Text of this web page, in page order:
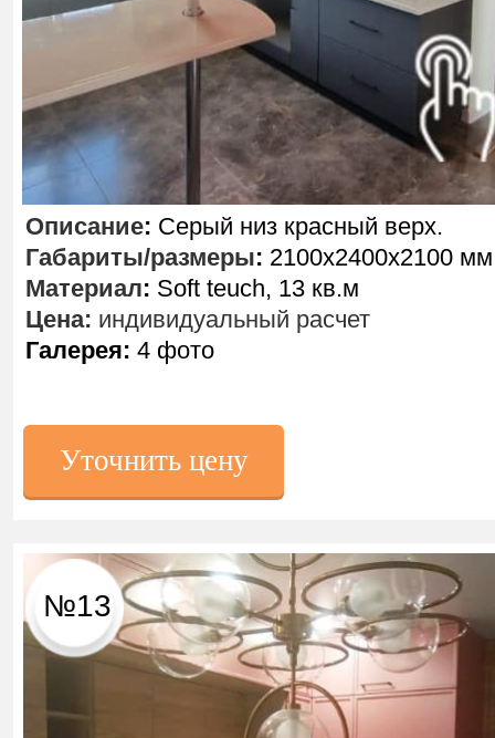
№13
Описание: Серый низ красный верх.
Габариты/размеры: 2100х2400х2100
Материал: Soft teuch, 13 кв.м
Цена: индивидуальный расчет
Галерея: 4 фото
Уточнить цену